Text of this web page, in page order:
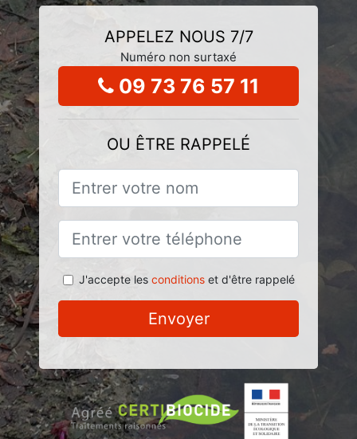
APPELEZ NOUS 7/7
Numéro non surtaxé
09 73 76 57 11
OU ÊTRE RAPPELÉ
J'accepte les conditionset d'être rappelé
Envoyer